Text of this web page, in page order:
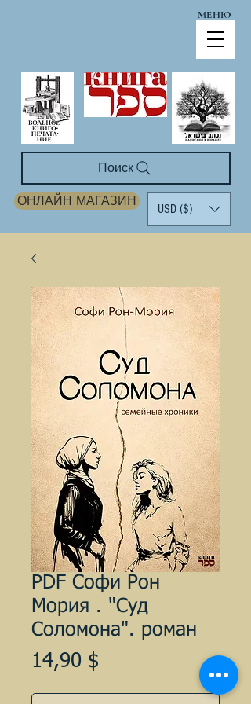
МЕНЮ
ОНЛАЙН МАГАЗИН
USD ($)
Поиск
PDF Софи Рон
Мория . "Суд
Соломона". роман
14,90 $